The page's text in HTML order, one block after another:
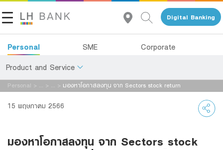
Digital Banking
Personal SME Corporate
Product and Service
About Us
Contact Us Insurance
Personal > > > มองหาโอกาสลงทุน จาก Sectors stock return
15 พฤษภาคม 2566
มองหาโอกาสลงทุน จาก Sectors stock